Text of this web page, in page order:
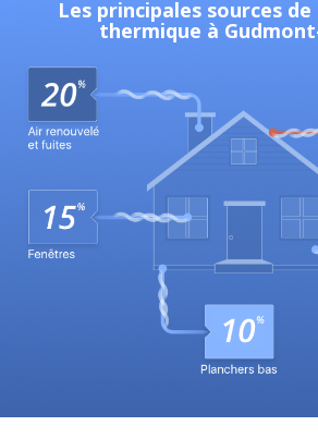
Les principales sources
thermique à